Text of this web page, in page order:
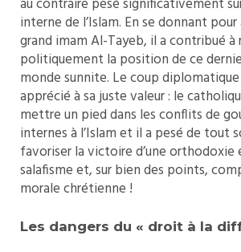
interne de l’Islam. En se donnant
grand imam Al-Tayeb, il a contribué
politiquement la position de ce
monde sunnite. Le coup
apprécié à sa juste valeur : le
mettre un pied dans les conflits de
internes à l’Islam et il a pesé de tout
favoriser la victoire d’une orthodoxie
salafisme et, sur bien des points,
morale chrétienne !
Les dangers du « droit à la